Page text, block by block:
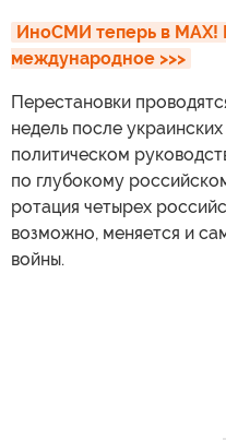
ИноСМИ теперь в MAX!
международное >>>
Перестановки
недель после
политическом
по глубокому
ротация четырех
возможно, меняется и
войны.